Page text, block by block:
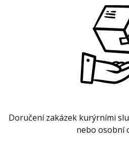
Doručení zakázek kurýrními
nebo osobní